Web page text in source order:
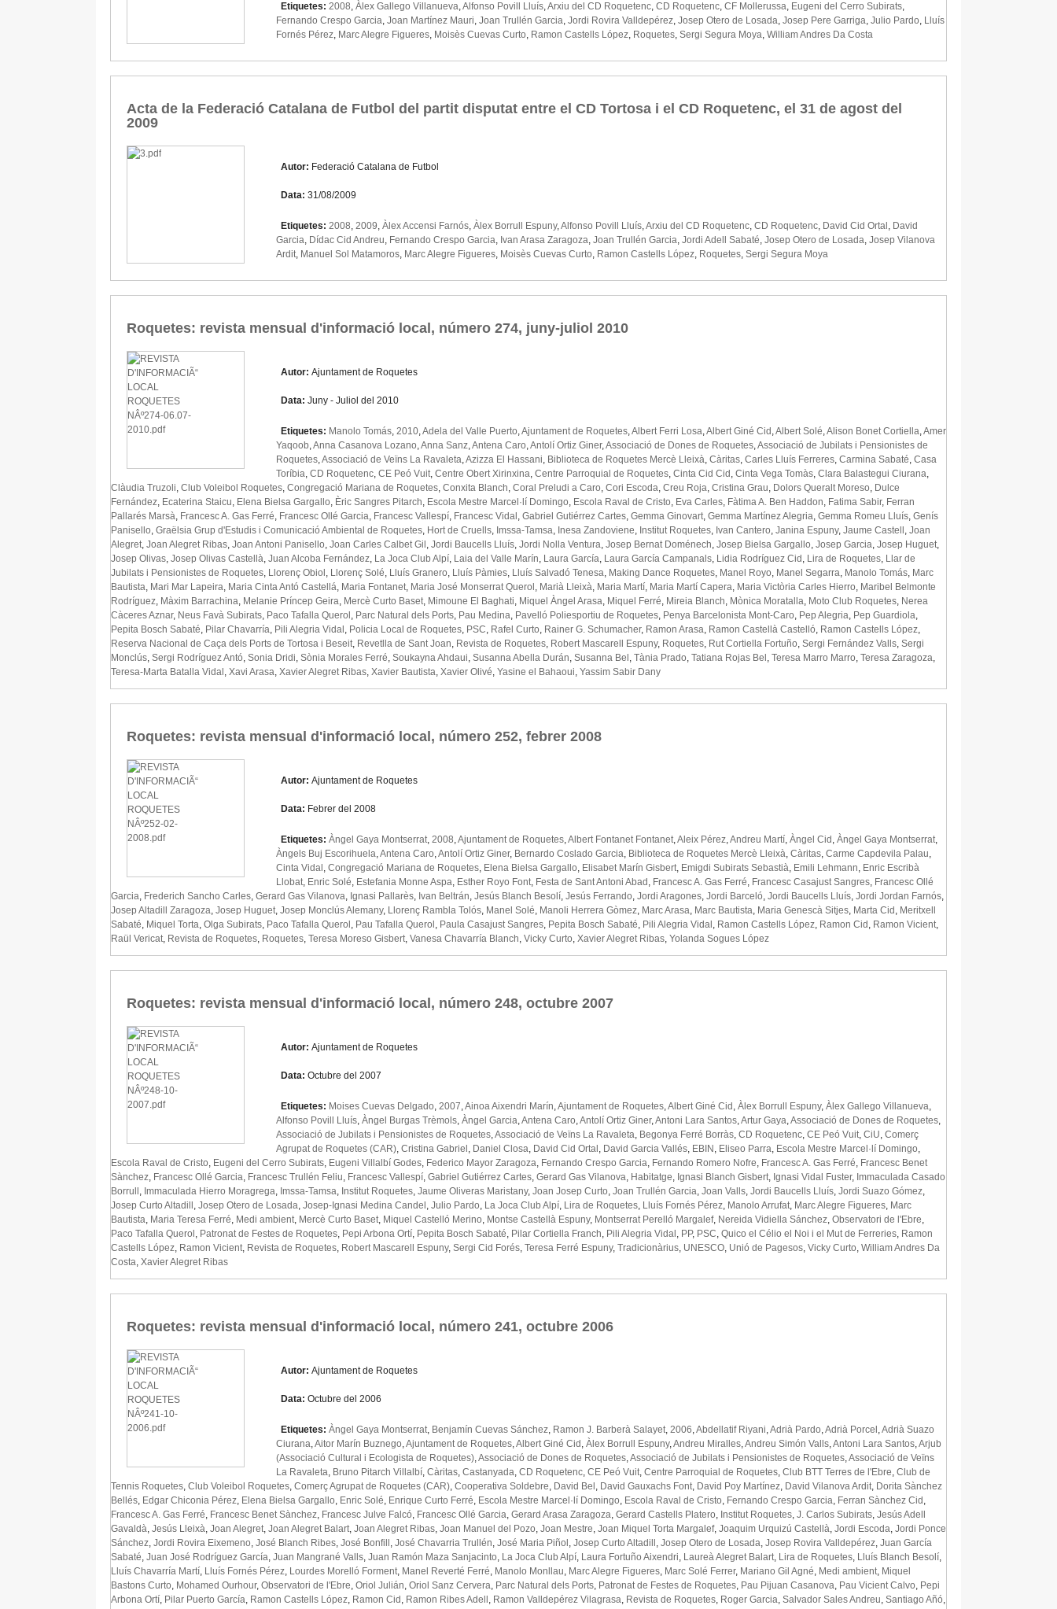
Etiquetes: 2008, Àlex Gallego Villanueva,Alfonso Povill Lluís,Arxiu del CD Roquetenc, CD Roquetenc, CF Mollerussa, Eugeni del Cerro Subirats,
Fernando Crespo Garcia, Joan Martínez Mauri, Joan Trullén Garcia, Jordi Rovira Valldepérez, Josep Otero de Losada, Josep Pere Garriga, Julio Pardo, Lluís
Fornés Pérez, Marc Alegre Figueres, Moisès Cuevas Curto, Ramon Castells López, Roquetes, Sergi Segura Moya, William Andres Da Costa
Acta de la Federació Catalana de Futbol del partit disputat entre el CD Tortosa i el CD Roquetenc, el 31 de agost del
2009
Autor: Federació Catalana de Futbol
Data: 31/08/2009
Etiquetes: 2008, 2009, Àlex Accensi Farnós, Àlex Borrull Espuny,Alfonso Povill Lluís,Arxiu del CD Roquetenc, CD Roquetenc, David Cid Ortal , David
Garcia, Dídac Cid Andreu, Fernando Crespo Garcia, Ivan Arasa Zaragoza, Joan Trullén Garcia, Jordi Adell Sabaté, Josep Otero de Losada, Josep Vilanova
Ardit, Manuel Sol Matamoros, Marc Alegre Figueres, Moisès Cuevas Curto, Ramon Castells López, Roquetes, Sergi Segura Moya
Roquetes: revista mensual d'informació local, número 274, juny-juliol 2010
Autor: Ajuntament de Roquetes
Data: Juny - Juliol del 2010
Etiquetes: Manolo Tomás, 2010,Adela del Valle Puerto,Ajuntament de Roquetes,Albert Ferri Losa,Albert Giné Cid ,Albert Solé,Alison Bonet Cortiella,Amer
Yaqoob,Anna Casanova Lozano,Anna Sanz,Antena Caro,Antolí Ortiz Giner,Associació de Dones de Roquetes,Associació de Jubilats i Pensionistes de
Roquetes,Associació de Veïns La Ravaleta,Azizza El Hassani, Biblioteca de Roquetes Mercè Lleixà, Càritas, Carles Lluís Ferreres, Carmina Sabaté, Casa
Toríbia, CD Roquetenc, CE Peó Vuit, Centre Obert Xirinxina, Centre Parroquial de Roquetes, Cinta Cid Cid , Cinta Vega Tomàs, Clara Balastegui Ciurana,
Clàudia Truzoli, Club Voleibol Roquetes, Congregació Mariana de Roquetes, Conxita Blanch, Coral Preludi a Caro, Cori Escoda, Creu Roja, Cristina Grau, Dolors Queralt Moreso, Dulce
Fernández, Ecaterina Staicu, Elena Bielsa Gargallo, Èric Sangres Pitarch, Escola Mestre Marcel·lí Domingo, Escola Raval de Cristo, Eva Carles, Fàtima A. Ben Haddon, Fatima Sabir, Ferran
Pallarés Marsà, Francesc A. Gas Ferré, Francesc Ollé Garcia, Francesc Vallespí, Francesc Vidal , Gabriel Gutiérrez Cartes, Gemma Ginovart, Gemma Martínez Alegria, Gemma Romeu Lluís, Genís
Panisello, Graëlsia Grup d'Estudis i Comunicació Ambiental de Roquetes, Hort de Cruells, Imssa-Tamsa, Inesa Zandoviene, Institut Roquetes, Ivan Cantero, Janina Espuny, Jaume Castell , Joan
Alegret, Joan Alegret Ribas, Joan Antoni Panisello, Joan Carles Calbet Gil , Jordi Baucells Lluís, Jordi Nolla Ventura, Josep Bernat Doménech, Josep Bielsa Gargallo, Josep Garcia, Josep Huguet,
Josep Olivas, Josep Olivas Castellà, Juan Alcoba Fernández, La Joca Club Alpí, Laia del Valle Marín, Laura García, Laura García Campanals, Lidia Rodríguez Cid , Lira de Roquetes, Llar de
Jubilats i Pensionistes de Roquetes, Llorenç Obiol , Llorenç Solé, Lluís Granero, Lluís Pàmies, Lluís Salvadó Tenesa, Making Dance Roquetes, Manel Royo, Manel Segarra, Manolo Tomás, Marc
Bautista, Mari Mar Lapeira, Maria Cinta Antó Castellá, Maria Fontanet, Maria José Monserrat Querol , Marià Lleixà, Maria Martí, Maria Martí Capera, Maria Victòria Carles Hierro, Maribel Belmonte
Rodríguez, Màxim Barrachina, Melanie Príncep Geira, Mercè Curto Baset, Mimoune El Baghati, Miquel Àngel Arasa, Miquel Ferré, Mireia Blanch, Mònica Moratalla, Moto Club Roquetes, Nerea
Càceres Aznar, Neus Favà Subirats, Paco Tafalla Querol , Parc Natural dels Ports, Pau Medina, Pavelló Poliesportiu de Roquetes, Penya Barcelonista Mont-Caro, Pep Alegria, Pep Guardiola,
Pepita Bosch Sabaté, Pilar Chavarría, Pili Alegria Vidal , Policia Local de Roquetes, PSC, Rafel Curto, Rainer G. Schumacher, Ramon Arasa, Ramon Castellà Castelló, Ramon Castells López,
Reserva Nacional de Caça dels Ports de Tortosa i Beseit, Revetlla de Sant Joan, Revista de Roquetes, Robert Mascarell Espuny, Roquetes, Rut Cortiella Fortuño, Sergi Fernández Valls, Sergi
Monclús, Sergi Rodríguez Antó, Sonia Dridi, Sònia Morales Ferré, Soukayna Ahdaui, Susanna Abella Durán, Susanna Bel , Tània Prado, Tatiana Rojas Bel , Teresa Marro Marro, Teresa Zaragoza,
Teresa-Marta Batalla Vidal , Xavi Arasa, Xavier Alegret Ribas, Xavier Bautista, Xavier Olivé, Yasine el Bahaoui, Yassim Sabir Dany
Roquetes: revista mensual d'informació local, número 252, febrer 2008
Autor: Ajuntament de Roquetes
Data: Febrer del 2008
Etiquetes: Àngel Gaya Montserrat, 2008,Ajuntament de Roquetes,Albert Fontanet Fontanet,Aleix Pérez,Andreu Martí, Àngel Cid , Àngel Gaya Montserrat,
Àngels Buj Escorihuela,Antena Caro,Antolí Ortiz Giner, Bernardo Coslado Garcia, Biblioteca de Roquetes Mercè Lleixà, Càritas, Carme Capdevila Palau,
Cinta Vidal , Congregació Mariana de Roquetes, Elena Bielsa Gargallo, Elisabet Marín Gisbert, Emigdi Subirats Sebastià, Emili Lehmann, Enric Escribà
Llobat, Enric Solé, Estefania Monne Aspa, Esther Royo Font, Festa de Sant Antoni Abad , Francesc A. Gas Ferré, Francesc Casajust Sangres, Francesc Ollé
Garcia, Frederich Sancho Carles, Gerard Gas Vilanova, Ignasi Pallarès, Ivan Beltrán, Jesús Blanch Besolí, Jesús Ferrando, Jordi Aragones, Jordi Barceló, Jordi Baucells Lluís, Jordi Jordan Farnós,
Josep Altadill Zaragoza, Josep Huguet, Josep Monclús Alemany, Llorenç Rambla Tolós, Manel Solé, Manoli Herrera Gòmez, Marc Arasa, Marc Bautista, Maria Genescà Sitjes, Marta Cid , Meritxell
Sabaté, Miquel Torta, Olga Subirats, Paco Tafalla Querol , Pau Tafalla Querol , Paula Casajust Sangres, Pepita Bosch Sabaté, Pili Alegria Vidal , Ramon Castells López, Ramon Cid , Ramon Vicient,
Raül Vericat, Revista de Roquetes, Roquetes, Teresa Moreso Gisbert, Vanesa Chavarría Blanch, Vicky Curto, Xavier Alegret Ribas, Yolanda Sogues López
Roquetes: revista mensual d'informació local, número 248, octubre 2007
Autor: Ajuntament de Roquetes
Data: Octubre del 2007
Etiquetes: Moises Cuevas Delgado, 2007,Ainoa Aixendri Marín,Ajuntament de Roquetes,Albert Giné Cid , Àlex Borrull Espuny, Àlex Gallego Villanueva,
Alfonso Povill Lluís, Àngel Burgas Trèmols, Àngel Garcia,Antena Caro,Antolí Ortiz Giner,Antoni Lara Santos,Artur Gaya,Associació de Dones de Roquetes,
Associació de Jubilats i Pensionistes de Roquetes,Associació de Veïns La Ravaleta, Begonya Ferré Borràs, CD Roquetenc, CE Peó Vuit, CiU, Comerç
Agrupat de Roquetes (CAR), Cristina Gabriel , Daniel Closa, David Cid Ortal , David Garcia Vallés, EBIN , Eliseo Parra, Escola Mestre Marcel·lí Domingo,
Escola Raval de Cristo, Eugeni del Cerro Subirats, Eugeni Villalbí Godes, Federico Mayor Zaragoza, Fernando Crespo Garcia, Fernando Romero Nofre, Francesc A. Gas Ferré, Francesc Benet
Sànchez, Francesc Ollé Garcia, Francesc Trullén Feliu, Francesc Vallespí, Gabriel Gutiérrez Cartes, Gerard Gas Vilanova, Habitatge, Ignasi Blanch Gisbert, Ignasi Vidal Fuster, Immaculada Casado
Borrull , Immaculada Hierro Moragrega, Imssa-Tamsa, Institut Roquetes, Jaume Oliveras Maristany, Joan Josep Curto, Joan Trullén Garcia, Joan Valls, Jordi Baucells Lluís, Jordi Suazo Gómez,
Josep Curto Altadill , Josep Otero de Losada, Josep-Ignasi Medina Candel , Julio Pardo, La Joca Club Alpí, Lira de Roquetes, Lluís Fornés Pérez, Manolo Arrufat, Marc Alegre Figueres, Marc
Bautista, Maria Teresa Ferré, Medi ambient, Mercè Curto Baset, Miquel Castelló Merino, Montse Castellà Espuny, Montserrat Perelló Margalef, Nereida Vidiella Sánchez, Observatori de l'Ebre,
Paco Tafalla Querol , Patronat de Festes de Roquetes, Pepi Arbona Ortí, Pepita Bosch Sabaté, Pilar Cortiella Franch, Pili Alegria Vidal , PP, PSC, Quico el Célio el Noi i el Mut de Ferreries, Ramon
Castells López, Ramon Vicient, Revista de Roquetes, Robert Mascarell Espuny, Sergi Cid Forés, Teresa Ferré Espuny, Tradicionàrius, UNESCO, Unió de Pagesos, Vicky Curto, William Andres Da
Costa, Xavier Alegret Ribas
Roquetes: revista mensual d'informació local, número 241, octubre 2006
Autor: Ajuntament de Roquetes
Data: Octubre del 2006
Etiquetes: Àngel Gaya Montserrat, Benjamín Cuevas Sánchez, Ramon J. Barberà Salayet, 2006,Abdellatif Riyani,Adrià Pardo,Adrià Porcel ,Adrià Suazo
Ciurana,Aitor Marín Buznego,Ajuntament de Roquetes,Albert Giné Cid , Àlex Borrull Espuny,Andreu Miralles,Andreu Simón Valls,Antoni Lara Santos,Arjub
(Associació Cultural i Ecologista de Roquetes),Associació de Dones de Roquetes,Associació de Jubilats i Pensionistes de Roquetes,Associació de Veïns
La Ravaleta, Bruno Pitarch Villalbí, Càritas, Castanyada, CD Roquetenc, CE Peó Vuit, Centre Parroquial de Roquetes, Club BTT Terres de l'Ebre, Club de
Tennis Roquetes, Club Voleibol Roquetes, Comerç Agrupat de Roquetes (CAR), Cooperativa Soldebre, David Bel , David Gauxachs Font, David Poy Martínez, David Vilanova Ardit, Dorita Sànchez
Bellés, Edgar Chiconia Pérez, Elena Bielsa Gargallo, Enric Solé, Enrique Curto Ferré, Escola Mestre Marcel·lí Domingo, Escola Raval de Cristo, Fernando Crespo Garcia, Ferran Sànchez Cid ,
Francesc A. Gas Ferré, Francesc Benet Sànchez, Francesc Julve Falcó, Francesc Ollé Garcia, Gerard Arasa Zaragoza, Gerard Castells Platero, Institut Roquetes, J. Carlos Subirats, Jesús Adell
Gavaldà, Jesús Lleixà, Joan Alegret, Joan Alegret Balart, Joan Alegret Ribas, Joan Manuel del Pozo, Joan Mestre, Joan Miquel Torta Margalef, Joaquim Urquizú Castellà, Jordi Escoda, Jordi Ponce
Sánchez, Jordi Rovira Eixemeno, José Blanch Ribes, José Bonfill , José Chavarria Trullén, José Maria Piñol , Josep Curto Altadill , Josep Otero de Losada, Josep Rovira Valldepérez, Juan García
Sabaté, Juan José Rodríguez García, Juan Mangrané Valls, Juan Ramón Maza Sanjacinto, La Joca Club Alpí, Laura Fortuño Aixendri, Laureà Alegret Balart, Lira de Roquetes, Lluís Blanch Besolí,
Lluís Chavarría Martí, Lluís Fornés Pérez, Lourdes Morelló Forment, Manel Reverté Ferré, Manolo Monllau, Marc Alegre Figueres, Marc Solé Ferrer, Mariano Gil Agné, Medi ambient, Miquel
Bastons Curto, Mohamed Ourhour, Observatori de l'Ebre, Oriol Julián, Oriol Sanz Cervera, Parc Natural dels Ports, Patronat de Festes de Roquetes, Pau Pijuan Casanova, Pau Vicient Calvo, Pepi
Arbona Ortí, Pilar Puerto García, Ramon Castells López, Ramon Cid , Ramon Ribes Adell , Ramon Valldepérez Vilagrasa, Revista de Roquetes, Roger Garcia, Salvador Sales Andreu, Santiago Añó,